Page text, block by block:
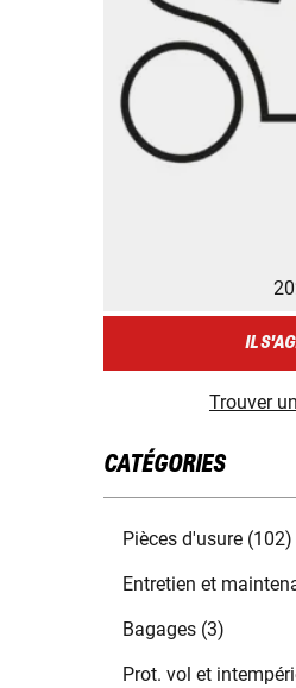
IL
Trouver
CATÉGORIES
Pièces d'usure (102)
Entretien et
Bagages (3)
Prot. vol et